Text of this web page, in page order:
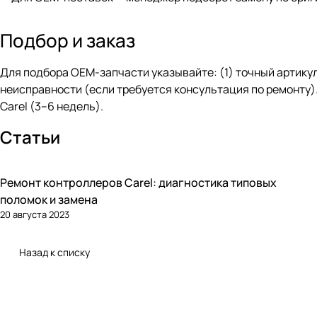
Подбор и заказ
Для подбора OEM-запчасти указывайте: (1) точный
неисправности (если требуется консультация по
Carel (3–6 недель).
Статьи
Автоматика и контроллеры
Ремонт контроллеров Carel: диагностика типовых
поломок и замена
20 августа 2023
Назад к списку